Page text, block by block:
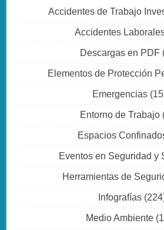
Accidentes de Trabajo
Accidentes
Descargas en PDF
Elementos de Protección
Emergencias
Entorno de Trabajo
Espacios
Eventos en Seguridad y
Herramientas de
Infografías
Medio Ambiente